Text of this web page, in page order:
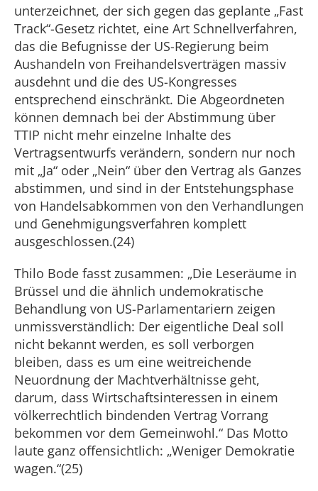
unterzeichnet, der sich gegen das geplante „Fast
Track“-Gesetz richtet, eine Art Schnellverfahren,
das die Befugnisse der US-Regierung beim
Aushandeln von Freihandelsverträgen massiv
ausdehnt und die des US-Kongresses
entsprechend einschränkt. Die Abgeordneten
können demnach bei der Abstimmung über
TTIP nicht mehr einzelne Inhalte des
Vertragsentwurfs verändern, sondern nur noch
mit „Ja“ oder „Nein“ über den Vertrag als Ganzes
abstimmen, und sind in der Entstehungsphase
von Handelsabkommen von den Verhandlungen
und Genehmigungsverfahren komplett
ausgeschlossen.(24)
Thilo Bode fasst zusammen: „Die Leseräume in
Brüssel und die ähnlich undemokratische
Behandlung von US-Parlamentariern zeigen
unmissverständlich: Der eigentliche Deal soll
nicht bekannt werden, es soll verborgen
bleiben, dass es um eine weitreichende
Neuordnung der Machtverhältnisse geht,
darum, dass Wirtschaftsinteressen in einem
völkerrechtlich bindenden Vertrag Vorrang
bekommen vor dem Gemeinwohl.“ Das Motto
laute ganz offensichtlich: „Weniger Demokratie
wagen.“(25)